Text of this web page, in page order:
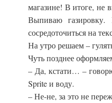
магазине! В итоге, не
Выпиваю
сосредоточиться на
На утро решаем –
Чуть позднее
– Да, кстати… –
Sprite и воду.
– Не-не, за это не